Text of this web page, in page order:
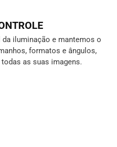
iluminação e mantemos o
formatos e ângulos,
as suas imagens.